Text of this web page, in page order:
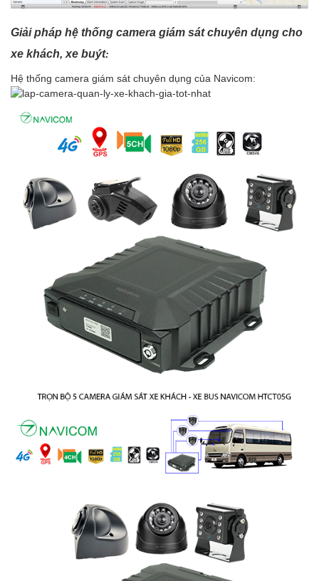
Giải pháp hệ thống camera giám sát chuyên dụng cho
xe khách, xe buýt:
Hệ thống camera giám sát chuyên dụng của Navicom: